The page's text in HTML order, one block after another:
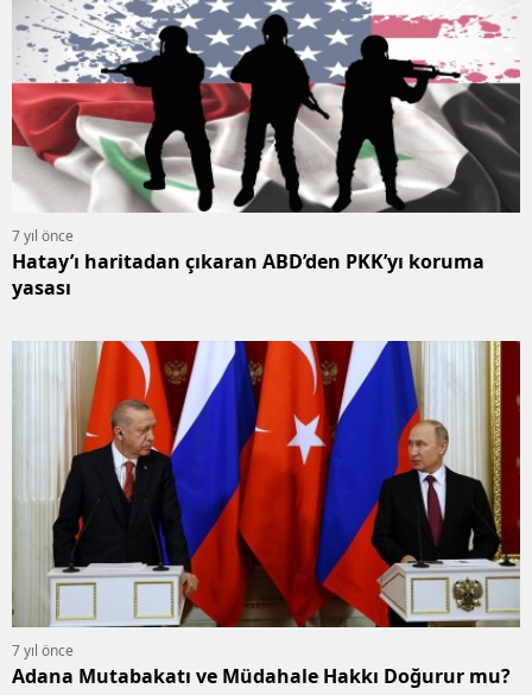
7 yıl önce
Hatay’ı haritadan çıkaran ABD’den PKK’yı koruma
yasası
7 yıl önce
Adana Mutabakatı ve Müdahale Hakkı Doğurur mu?